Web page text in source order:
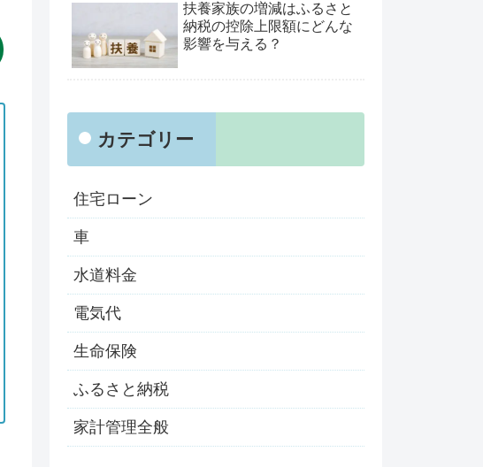
扶養家族の増減はふるさと
納税の控除上限額にどんな
影響を与える？
カテゴリー
住宅ローン
車
水道料金
電気代
生命保険
ふるさと納税
家計管理全般